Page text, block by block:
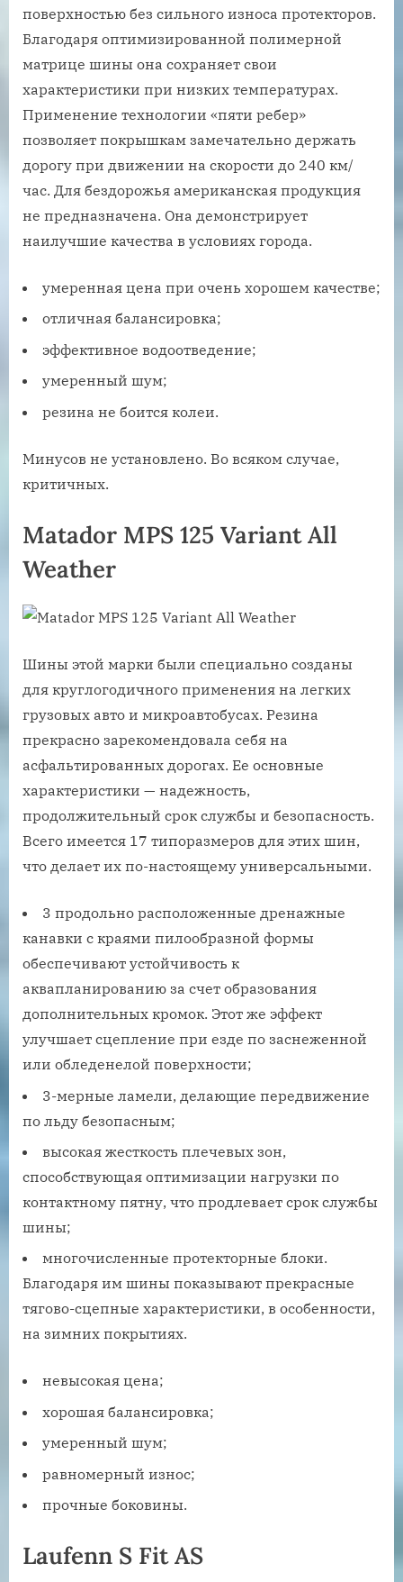
поверхностью без сильного износа протекторов.
Благодаря оптимизированной полимерной
матрице шины она сохраняет свои
характеристики при низких температурах.
Применение технологии «пяти ребер»
позволяет покрышкам замечательно держать
дорогу при движении на скорости до 240 км/
час. Для бездорожья американская продукция
не предназначена. Она демонстрирует
наилучшие качества в условиях города.
умеренная цена при очень хорошем качестве;
отличная балансировка;
эффективное водоотведение;
умеренный шум;
резина не боится колеи.
Минусов не установлено. Во всяком случае,
критичных.
Matador MPS 125 Variant All
Weather
Шины этой марки были специально созданы
для круглогодичного применения на легких
грузовых авто и микроавтобусах. Резина
прекрасно зарекомендовала себя на
асфальтированных дорогах. Ее основные
характеристики — надежность,
продолжительный срок службы и безопасность.
Всего имеется 17 типоразмеров для этих шин,
что делает их по-настоящему универсальными.
3 продольно расположенные дренажные
канавки с краями пилообразной формы
обеспечивают устойчивость к
аквапланированию за счет образования
дополнительных кромок. Этот же эффект
улучшает сцепление при езде по заснеженной
или обледенелой поверхности;
3-мерные ламели, делающие передвижение
по льду безопасным;
высокая жесткость плечевых зон,
способствующая оптимизации нагрузки по
контактному пятну, что продлевает срок службы
шины;
многочисленные протекторные блоки.
Благодаря им шины показывают прекрасные
тягово-сцепные характеристики, в особенности,
на зимних покрытиях.
невысокая цена;
хорошая балансировка;
умеренный шум;
равномерный износ;
прочные боковины.
Laufenn S Fit AS